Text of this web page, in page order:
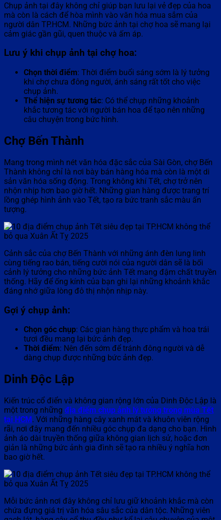
Chụp ảnh tại đây không chỉ giúp bạn lưu lại vẻ đẹp của hoa
mà còn là cách để hòa mình vào văn hóa mua sắm của
người dân TP.HCM. Những bức ảnh tại chợ hoa sẽ mang lại
cảm giác gần gũi, quen thuộc và ấm áp.
Lưu ý khi chụp ảnh tại chợ hoa:
Chọn thời điểm: Thời điểm buổi sáng sớm là lý tưởng
khi chợ chưa đông người, ánh sáng rất tốt cho việc
chụp ảnh.
Thể hiện sự tương tác: Có thể chụp những khoảnh
khắc tương tác với người bán hoa để tạo nên những
câu chuyện trong bức hình.
Chợ Bến Thành
Mang trong mình nét văn hóa đặc sắc của Sài Gòn, chợ Bến
Thành không chỉ là nơi bày bán hàng hóa mà còn là một di
sản văn hóa sống động. Trong không khí Tết, chợ trở nên
nhộn nhịp hơn bao giờ hết. Những gian hàng được trang trí
lồng ghép hình ảnh vào Tết, tạo ra bức tranh sắc màu ấn
tượng.
Cảnh sắc của chợ Bến Thành với những ánh đèn lung linh
cùng tiếng rao bán, tiếng cười nói của người dân sẽ là bối
cảnh lý tưởng cho những bức ảnh Tết mang đậm chất truyền
thống. Hãy để ống kính của bạn ghi lại những khoảnh khắc
đáng nhớ giữa lòng đô thị nhộn nhịp này.
Gợi ý chụp ảnh:
Chọn góc chụp: Các gian hàng thực phẩm và hoa trái
tươi đều mang lại bức ảnh đẹp.
Thời điểm: Nên đến sớm để tránh đông người và dễ
dàng chụp được những bức ảnh đẹp.
Dinh Độc Lập
Kiến trúc cổ điển và không gian rộng lớn của Dinh Độc Lập là
một trong những địa điểm chụp ảnh lý tưởng trong mùa Tết
tại HCM. Với những hàng cây xanh mát và khuôn viên rộng
rãi, nơi đây mang đến nhiều góc chụp đa dạng cho bạn. Hình
ảnh áo dài truyền thống giữa không gian lịch sử, hoặc đơn
giản là những bức ảnh gia đình sẽ tạo ra nhiều ý nghĩa hơn
bao giờ hết.
Mỗi bức ảnh nơi đây không chỉ lưu giữ khoảnh khắc mà còn
chứa đựng giá trị văn hóa sâu sắc của dân tộc. Những viên